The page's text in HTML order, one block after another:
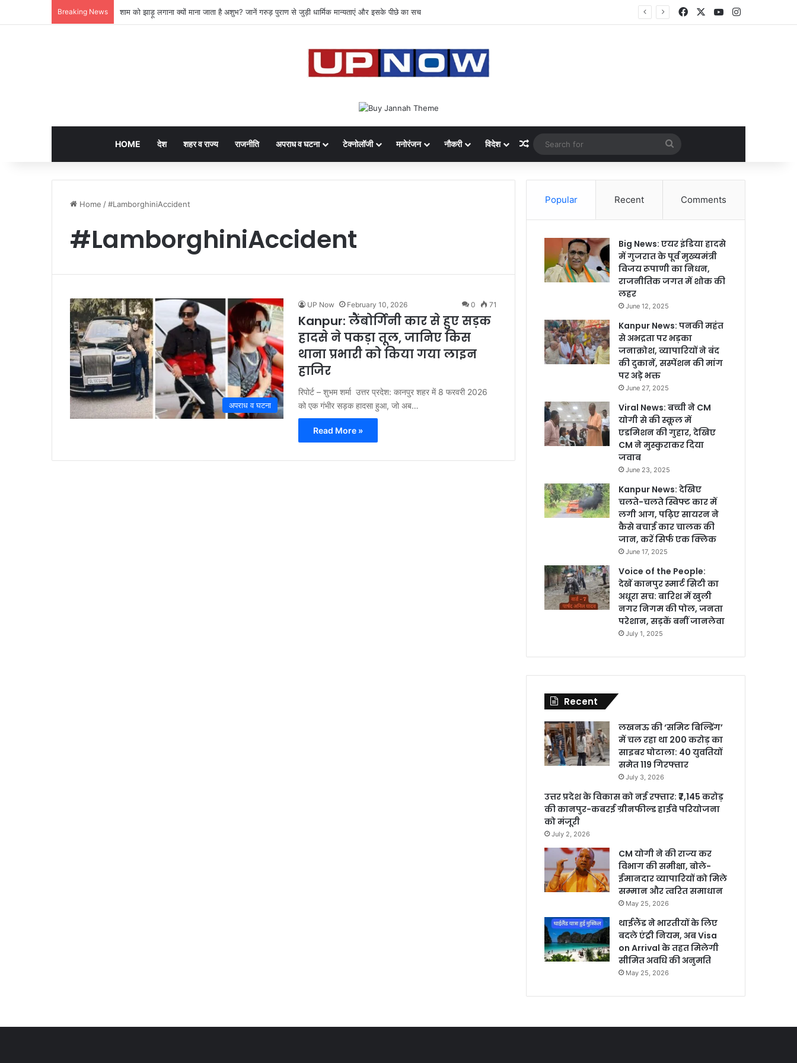
Breaking News लखनऊ की ‘समिट बिल्डिंग’ में चल रहा था 200 करोड़ का साइबर घोटाला: 40 युवतियों समेत 119 गिरफ्तार FacebookYouTubeInstagram
HOME देश शहर व राज्य राजनीति अपराध व घटना टेक्नोलॉजी मनोरंजन नौकरी विदेश Random Article
for
Home /#LamborghiniAccident
#LamborghiniAccident
अपराध व घटना
UP Now February 10, 2026 0 71
Kanpur: लैंबोर्गिनी कार से हुए सड़क
हादसे ने पकड़ा तूल, जानिए किस
थाना प्रभारी को किया गया लाइन
हाजिर
रिपोर्ट – शुभम शर्मा उत्तर प्रदेश: कानपुर शहर में 8 फरवरी 2026
को एक गंभीर सड़क हादसा हुआ, जो अब…
Read More »
Popular Recent Comments
Big News: एयर इंडिया हादसे
में गुजरात के पूर्व मुख्यमंत्री
विजय रूपाणी का निधन,
राजनीतिक जगत में शोक की
लहर
June 12, 2025
Kanpur News: पनकी महंत
से अभद्रता पर भड़का
जनाक्रोश, व्यापारियों ने बंद
की दुकानें, सस्पेंशन की मांग
पर अड़े भक्त
June 27, 2025
Viral News: बच्ची ने CM
योगी से की स्कूल में
एडमिशन की गुहार, देखिए
CM ने मुस्कुराकर दिया
जवाब
June 23, 2025
Kanpur News: देखिए
चलते-चलते स्विफ्ट कार में
लगी आग, पढ़िए सायरन ने
कैसे बचाई कार चालक की
जान, करें सिर्फ एक क्लिक
June 17, 2025
Voice of the People:
देखें कानपुर स्मार्ट सिटी का
अधूरा सच: बारिश में खुली
नगर निगम की पोल, जनता
परेशान, सड़कें बनीं जानलेवा
July 1, 2025
Recent
लखनऊ की ‘समिट बिल्डिंग’
में चल रहा था 200 करोड़ का
साइबर घोटाला: 40 युवतियों
समेत 119 गिरफ्तार
July 3, 2026
उत्तर प्रदेश के विकास को नई रफ्तार: ₹7,145 करोड़
की कानपुर-कबरई ग्रीनफील्ड हाईवे परियोजना
को मंजूरी
July 2, 2026
CM योगी ने की राज्य कर
विभाग की समीक्षा, बोले-
ईमानदार व्यापारियों को मिले
सम्मान और त्वरित समाधान
May 25, 2026
थाईलैंड ने भारतीयों के लिए
बदले एंट्री नियम, अब Visa
on Arrival के तहत मिलेगी
सीमित अवधि की अनुमति
May 25, 2026